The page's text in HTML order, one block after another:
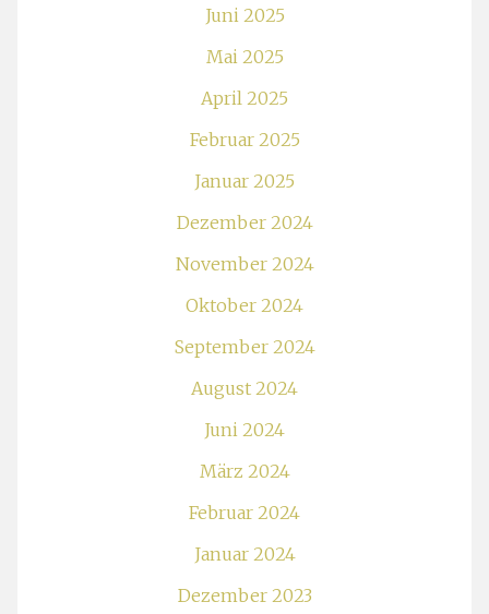
Juni 2025
Mai 2025
April 2025
Februar 2025
Januar 2025
Dezember 2024
November 2024
Oktober 2024
September 2024
August 2024
Juni 2024
März 2024
Februar 2024
Januar 2024
Dezember 2023